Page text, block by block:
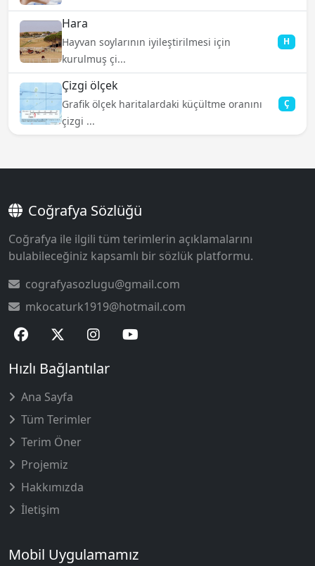
Hara
Hayvan soylarının iyileştirilmesi için
kurulmuş çi...
H
Çizgi ölçek
Grafik ölçek haritalardaki küçültme oranını
çizgi ...
Ç
Coğrafya Sözlüğü
Coğrafya ile ilgili tüm terimlerin açıklamalarını
bulabileceğiniz kapsamlı bir sözlük platformu.
cografyasozlugu@gmail.com
mkocaturk1919@hotmail.com
Hızlı Bağlantılar
Ana Sayfa
Tüm Terimler
Terim Öner
Projemiz
Hakkımızda
İletişim
Mobil Uygulamamız